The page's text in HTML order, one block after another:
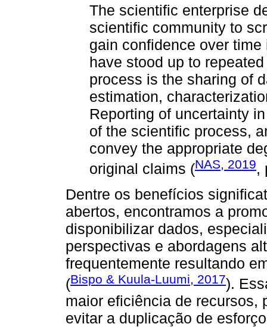
The scientific enterprise
scientific community to
gain confidence over
have stood up to
process is the sharing of
estimation,
Reporting of uncertainty
of the scientific process,
convey the appropriate
original claims (NAS, 2019,
Dentre os benefícios
abertos, encontramos a
disponibilizar dados,
perspectivas e abordagens
frequentemente resultando
(Bispo & Kuula-Luumi, 2017).
maior eficiência de recursos,
evitar a duplicação de